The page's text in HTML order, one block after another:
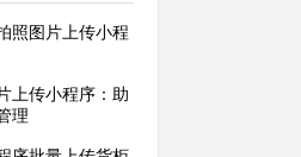
照图片上传小程
上传小程序：助
理